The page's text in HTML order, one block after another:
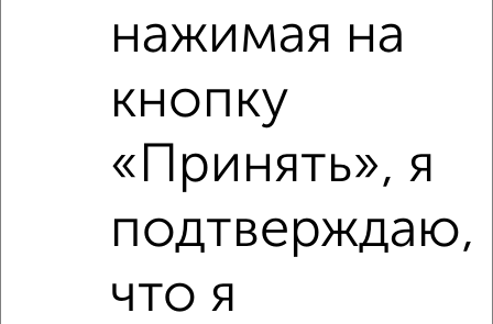
Сравнение средних цен
3‑комнатные квартиры с похожей площадью ±10%
нажимая на
кнопку
«Принять», я
подтверждаю,
что я